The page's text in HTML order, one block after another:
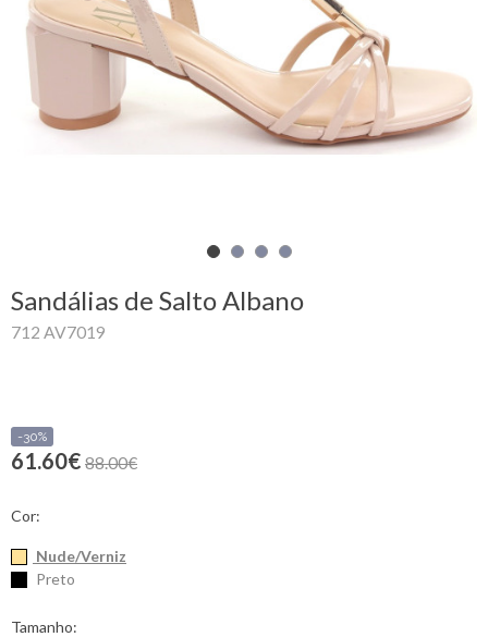
Carrinho
de
compras
Glispe
Marcas
Outlet
Sandálias de Salto Albano
712 AV7019
-30%
61.60€ 88.00€
Cor:
Nude/Verniz
Preto
Tamanho: